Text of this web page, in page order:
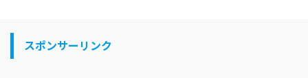
スポンサーリンク